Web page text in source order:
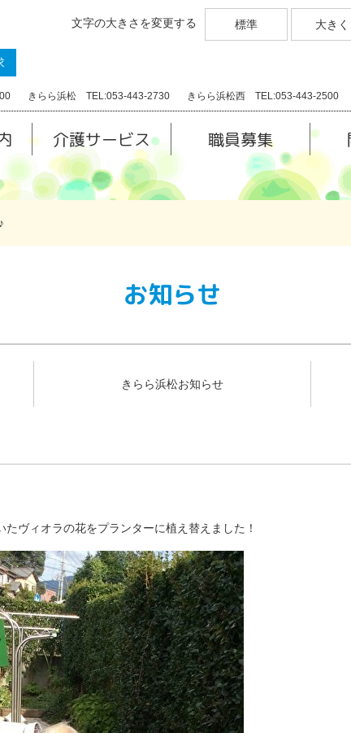
文字の大きさを変更する 標準 大きく
きらら浜松 TEL:053-443-2730 きらら浜松西 TEL:053-443-2500
介護サービス 職員募集
お知らせ
きらら浜松お知らせ
ヴィオラの花をプランターに植え替えました！